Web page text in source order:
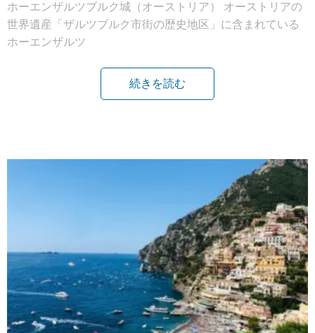
ホーエンザルツブルク城（オーストリア） オーストリアの
世界遺産「ザルツブルク市街の歴史地区」に含まれている
ホーエンザルツ
続きを読む